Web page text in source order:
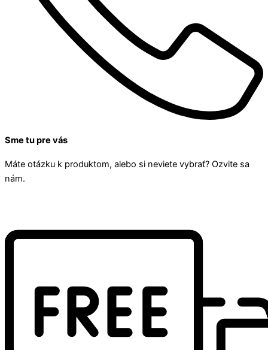
Sme tu pre vás
Máte otázku k produktom, alebo si neviete vybrať? Ozvite sa
nám.